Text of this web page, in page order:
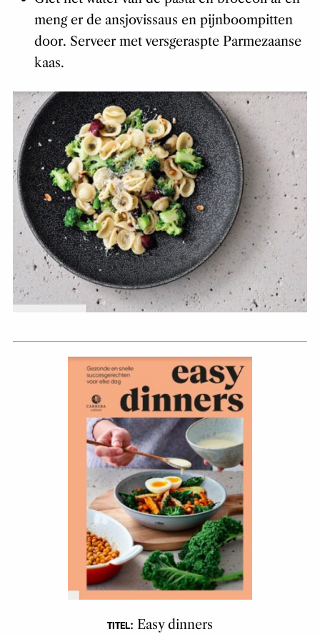
meng er de ansjovissaus en pijnboompitten
door. Serveer met versgeraspte Parmezaanse
kaas.
TITEL: Easy dinners